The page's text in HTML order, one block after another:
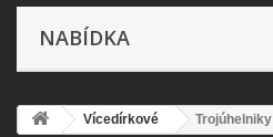
NABÍDKA
Vícedírkové Trojúhelniky